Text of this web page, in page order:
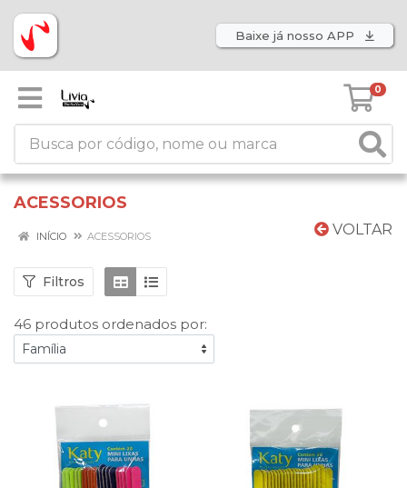
Baixe já nosso APP
0
ACESSORIOS
VOLTAR
INÍCIO ACESSORIOS
Filtros
46 produtos ordenados por: